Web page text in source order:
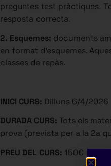
preguntes test pràctiques.
resposta correcta.
2. Esquemes: documents
en format d’esquemes.
classes de repàs.
INICI CURS: Dilluns 6/4/2026
DURADA CURS: Tots els
prova (prevista per a la 2a
PREU DEL CURS: 150€